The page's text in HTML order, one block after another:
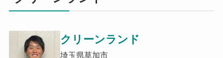
クリーンランド
埼玉県草加市